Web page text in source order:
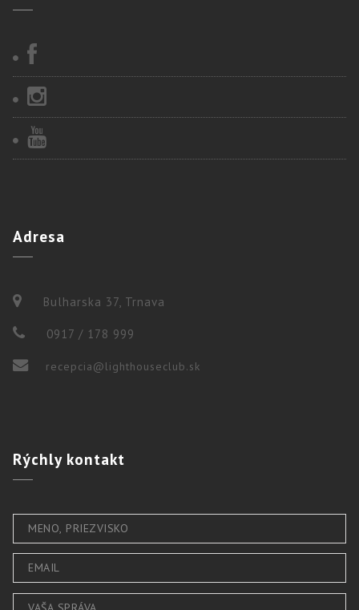
Adresa
Bulharska 37, Trnava
0917 / 178 999
recepcia@lighthouseclub.sk
Rýchlykontakt